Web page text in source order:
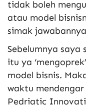
tidak boleh
atau model
simak
Sebelumnya saya
itu ya
model bisnis.
waktu
Pedriatic